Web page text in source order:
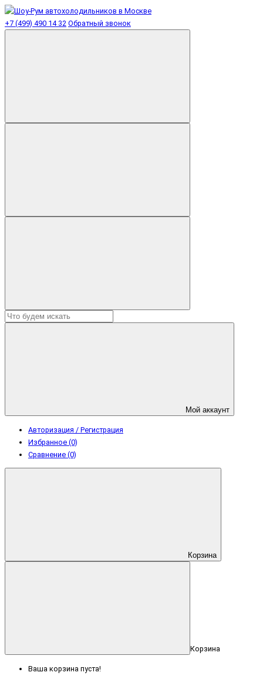
+7 (499) 490 14 32 Обратный звонок
Мой аккаунт
Авторизация / Регистрация
Избранное (0)
Сравнение (0)
Корзина
Корзина
Ваша корзина пуста!